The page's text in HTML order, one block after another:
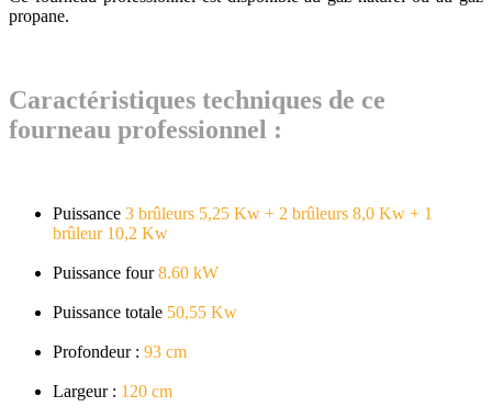
propane.
Caractéristiques techniques de ce
fourneau professionnel :
Puissance 3 brûleurs 5,25 Kw + 2 brûleurs 8,0 Kw + 1
brûleur 10,2 Kw
Puissance four 8.60 kW
Puissance totale 50,55 Kw
Profondeur : 93 cm
Largeur : 120 cm